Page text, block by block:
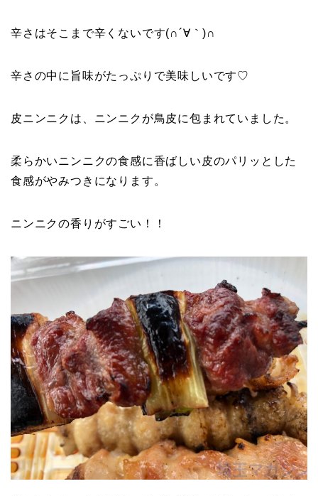
辛さはそこまで辛くないです(∩´∀｀)∩
辛さの中に旨味がたっぷりで美味しいです♡
皮ニンニクは、ニンニクが鳥皮に包まれていました。
柔らかいニンニクの食感に香ばしい皮のパリッとした
食感がやみつきになります。
ニンニクの香りがすごい！！